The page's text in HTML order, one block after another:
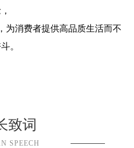
为消费者提供高品质生活而不
。
致词
SPEECH